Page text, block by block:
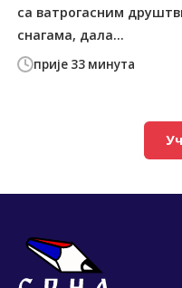
прије 33 минута
са ватрогасним
снагама, дала...